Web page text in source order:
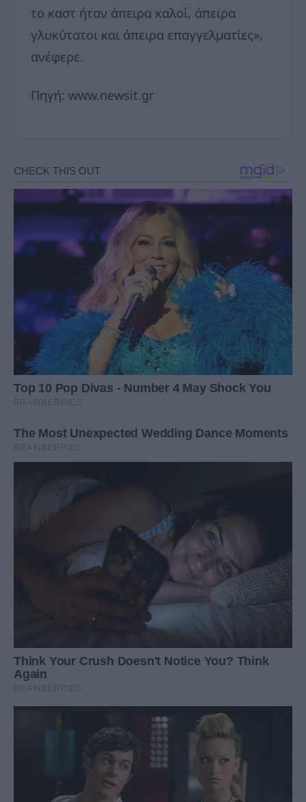
το καστ ήταν άπειρα καλοί, άπειρα
γλυκύτατοι και άπειρα επαγγελματίες»,
ανέφερε.
Πηγή: www.newsit.gr